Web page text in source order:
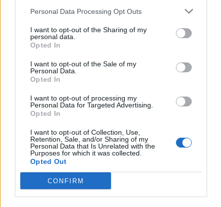
Personal Data Processing Opt Outs
I want to opt-out of the Sharing of my
personal data.
Opted In
I want to opt-out of the Sale of my
Personal Data.
Opted In
I want to opt-out of processing my
Personal Data for Targeted Advertising.
Opted In
I want to opt-out of Collection, Use,
Retention, Sale, and/or Sharing of my
Personal Data that Is Unrelated with the
Purposes for which it was collected.
Opted Out
CONFIRM
🪐🚀 Canciones para Ver las Estrellas:
Psicodelia y Space Rock 🎸✨
🌌🚀 Viaje intergaláctico: la mejor selección de